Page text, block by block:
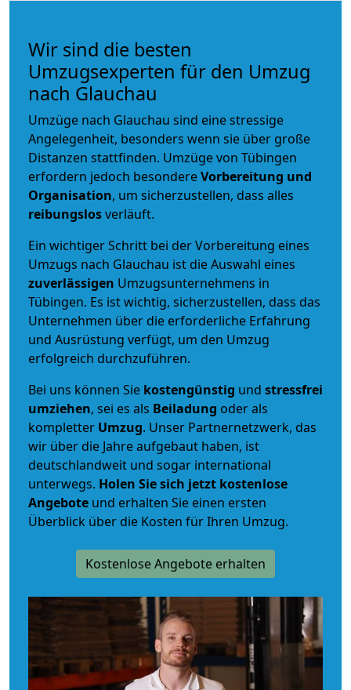
Wir sind die besten
Umzugsexperten für den Umzug
nach Glauchau
Umzüge nach Glauchau sind eine stressige
Angelegenheit, besonders wenn sie über große
Distanzen stattfinden. Umzüge von Tübingen
erfordern jedoch besondereVorbereitung und
Organisation, um sicherzustellen, dass alles
reibungslosverläuft.
Ein wichtiger Schritt bei der Vorbereitung eines
Umzugs nach Glauchau ist die Auswahl eines
zuverlässigen Umzugsunternehmens in
Tübingen. Es ist wichtig, sicherzustellen, dass das
Unternehmen über die erforderliche Erfahrung
und Ausrüstung verfügt, um den Umzug
erfolgreich durchzuführen.
Bei uns können Sie kostengünstig und stressfrei
umziehen, sei es als Beiladung oder als
kompletter Umzug. Unser Partnernetzwerk, das
wir über die Jahre aufgebaut haben, ist
deutschlandweit und sogar international
unterwegs. Holen Sie sich jetzt kostenlose
Angebote und erhalten Sie einen ersten
Überblick über die Kosten für Ihren Umzug.
Kostenlose Angebote erhalten